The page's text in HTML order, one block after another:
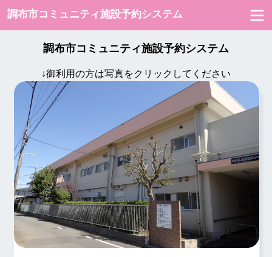
調布市コミュニティ施設予約システム
調布市コミュニティ施設予約システム
↓御利用の方は写真をクリックしてください